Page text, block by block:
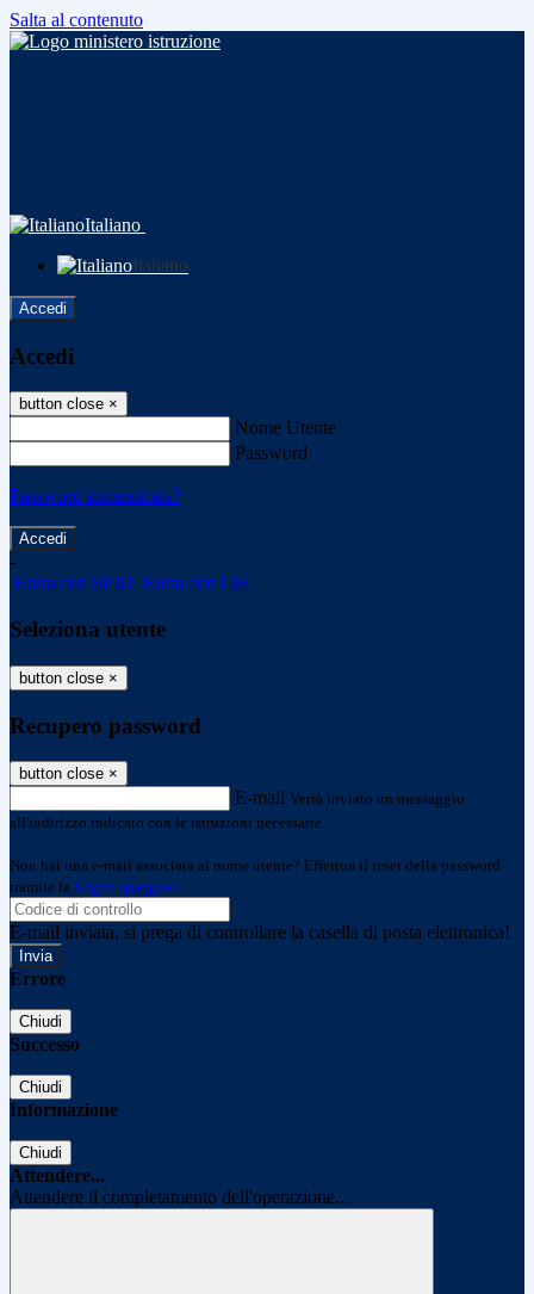
Salta al contenuto
Italiano
Italiano
Accedi
Accedi
button close ×
Nome Utente
Password
Password dimenticata?
-
Entra con SPID Entra con CIE
Seleziona utente
button close ×
Recupero password
button close ×
E-mail Verrà inviato un messaggio
all'indirizzo indicato con le istruzioni necessarie.
Non hai una e-mail associata al nome utente? Effettua il reset della password
tramite la Login Spaggiari
E-mail inviata, si prega di controllare la casella di posta elettronica!
Errore
Chiudi
Successo
Chiudi
Informazione
Chiudi
Attendere...
Attendere il completamento dell'operazione...